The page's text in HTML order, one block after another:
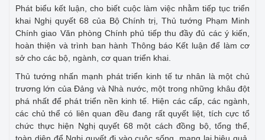
Phát biểu kết luận, cho biết cuộc làm việc nhằm tiếp tục triển
khai Nghị quyết 68 của Bộ Chính trị, Thủ tướng Phạm Minh
Chính giao Văn phòng Chính phủ tiếp thu đầy đủ các ý kiến,
hoàn thiện và trình ban hành Thông báo Kết luận để làm cơ
sở cho các bộ, ngành, cơ quan triển khai.
Thủ tướng nhấn mạnh phát triển kinh tế tư nhân là một chủ
trương lớn của Đảng và Nhà nước, một trong những khâu đột
phá nhất để phát triển nền kinh tế. Hiện các cấp, các ngành,
các chủ thể có liên quan đều đang rất quyết liệt, tích cực tổ
chức thực hiện Nghị quyết 68 một cách đồng bộ, tổng thể,